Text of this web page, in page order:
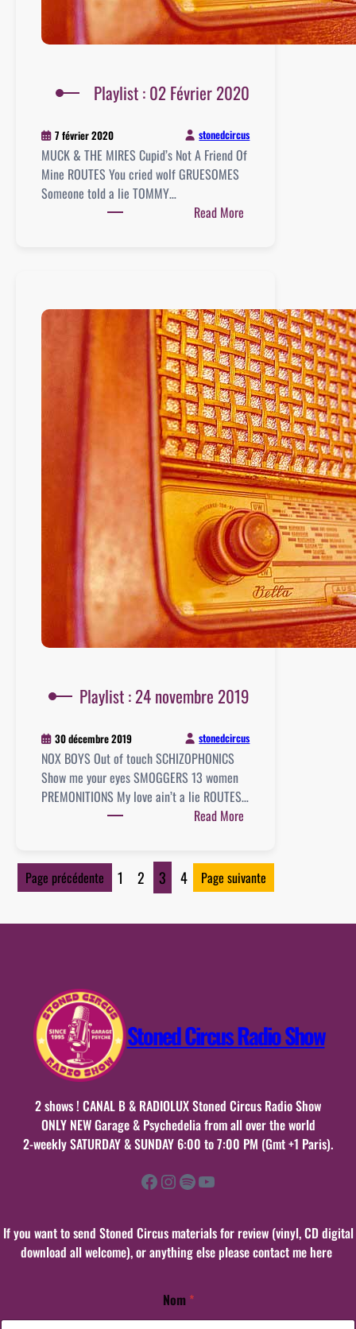
Playlist : 02 Février 2020
7 février 2020 stonedcircus
MUCK & THE MIRES Cupid’s Not A Friend Of
Mine ROUTES You cried wolf GRUESOMES
Someone told a lie TOMMY…
Read More
2020
Playlist : 24 novembre 2019
30 décembre 2019 stonedcircus
NOX BOYS Out of touch SCHIZOPHONICS
Show me your eyes SMOGGERS 13 women
PREMONITIONS My love ain’t a lie ROUTES…
Read More
24
novembre
Page précédente 1 2 3 4 Page suivante
Stoned Circus Radio Show
2 shows ! CANAL B & RADIOLUX Stoned Circus Radio Show
ONLY NEW Garage & Psychedelia from all over the world
2-weekly SATURDAY & SUNDAY 6:00 to 7:00 PM (Gmt +1 Paris).
Facebook Instagram Spotify YouTube
If you want to send Stoned Circus materials for review (vinyl, CD digital
download all welcome), or anything else please contact me here
Nom *